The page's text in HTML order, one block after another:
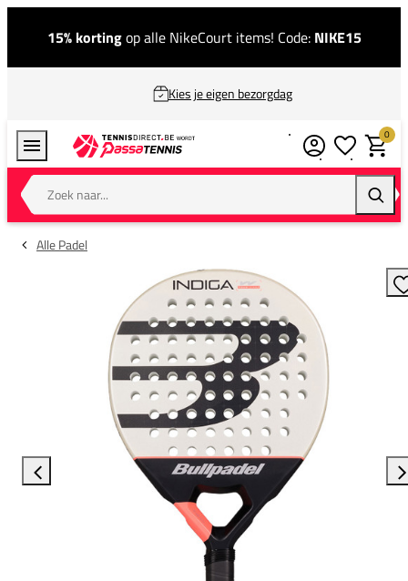
15% kortingop alle NikeCourt items! Code: NIKE15
Kies je eigen bezorgdag
Zoek naar...
0
Alle Padel